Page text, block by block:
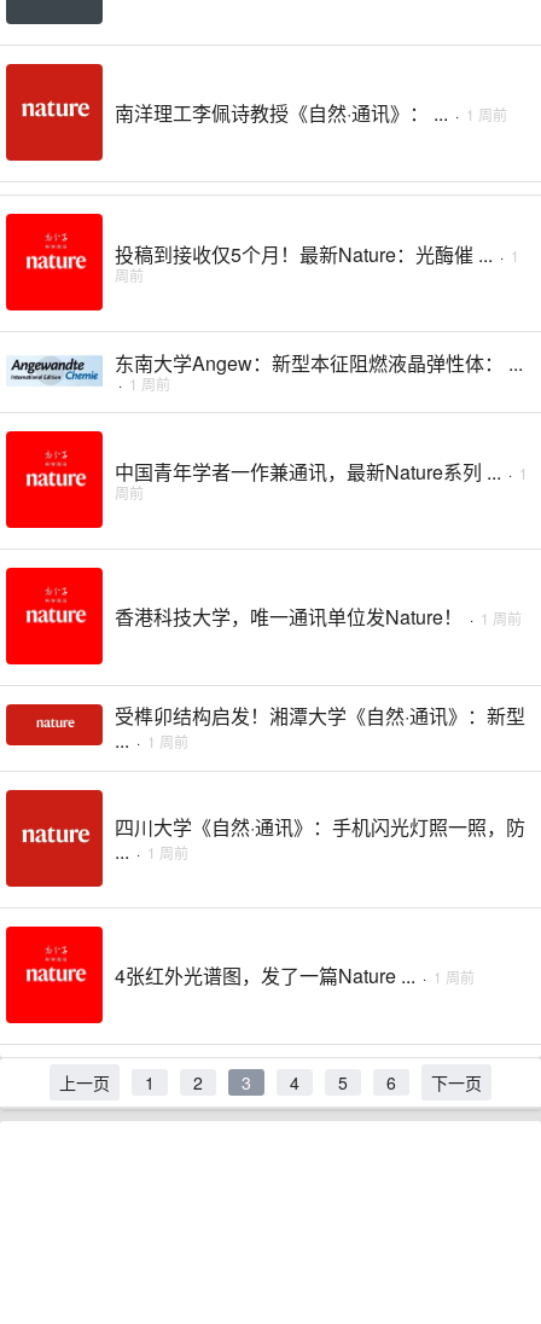
南洋理工李佩诗‌教授《自然·通讯》： ... · 1 周前
投稿到接收仅5个月！最新Nature：光酶催 ... · 1
周前
东南大学Angew：新型本征阻燃液晶弹性体： ...
· 1 周前
中国青年学者一作兼通讯，最新Nature系列 ... · 1
周前
香港科技大学，唯一通讯单位发Nature！ · 1 周前
受榫卯结构启发！湘潭大学《自然·通讯》：新型
... · 1 周前
四川大学《自然·通讯》：手机闪光灯照一照，防
... · 1 周前
4张红外光谱图，发了一篇Nature ... · 1 周前
上一页 1 2 3 4 5 6 下一页